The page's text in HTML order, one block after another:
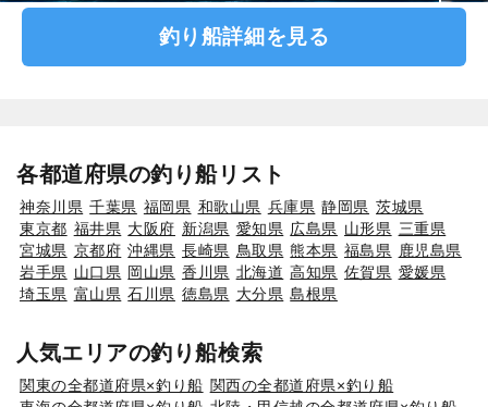
釣り船詳細を見る
各都道府県の釣り船リスト
神奈川県 千葉県 福岡県 和歌山県 兵庫県 静岡県 茨城県
東京都 福井県 大阪府 新潟県 愛知県 広島県 山形県 三重県
宮城県 京都府 沖縄県 長崎県 鳥取県 熊本県 福島県
鹿児島県
岩手県 山口県 岡山県 香川県 北海道 高知県 佐賀県 愛媛県
埼玉県 富山県 石川県 徳島県 大分県 島根県
人気エリアの釣り船検索
関東の全都道府県×釣り船 関西の全都道府県×釣り船